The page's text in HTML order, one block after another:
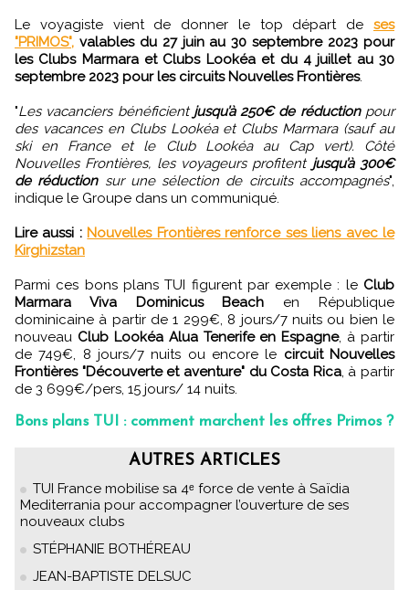
Le voyagiste vient de donner le top départ de ses
"PRIMOS", valables du 27 juin au 30 septembre 2023 pour
les Clubs Marmara et Clubs Lookéa et du 4 juillet au 30
septembre 2023 pour les circuits Nouvelles Frontières.
"Les vacanciers bénéficient jusqu’à 250€ de réductionpour
des vacances en Clubs Lookéa et Clubs Marmara (sauf au
ski en France et le Club Lookéa au Cap vert). Côté
Nouvelles Frontières, les voyageurs profitent jusqu’à 300€
de réductionsur une sélection de circuits accompagnés",
indique le Groupe dans un communiqué.
Lire aussi : Nouvelles Frontières renforce ses liens avec le
Kirghizstan
Parmi ces bons plans TUI figurent par exemple : le Club
Marmara Viva Dominicus Beach en République
dominicaine à partir de 1 299€, 8 jours/7 nuits ou bien le
nouveau Club Lookéa Alua Tenerife en Espagne, à partir
de 749€, 8 jours/7 nuits ou encore le circuit Nouvelles
Frontières "Découverte et aventure" du Costa Rica, à partir
de 3 699€/pers, 15 jours/ 14 nuits.
Bons plans TUI : comment marchent les offres Primos ?
AUTRES ARTICLES
TUI France mobilise sa 4ᵉ force de vente à Saïdia
Mediterrania pour accompagner l’ouverture de ses
nouveaux clubs
STÉPHANIE BOTHÉREAU
JEAN-BAPTISTE DELSUC